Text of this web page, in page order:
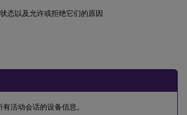
态以及允许或拒绝它们的原因
活动会话的设备信息。